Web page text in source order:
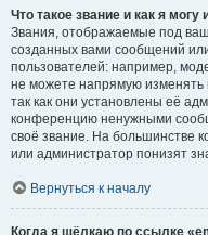
Что такое звание и как я могу
Звания, отображаемые под
созданных вами сообщений
пользователей: например,
не можете напрямую
так как они установлены её
конференцию ненужными
своё звание. На большинстве
или администратор понизят
Вернуться к началу
Когда я щёлкаю по ссылке